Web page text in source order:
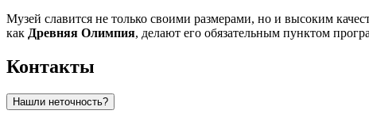
Музей славится не только своими размерами, но и высоким
как Древняя Олимпия, делают его обязательным пунктом
Контакты
Нашли неточность?